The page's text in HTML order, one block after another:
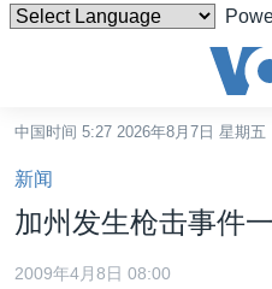
碍
链
接
跳
转
中国时间 5:27 2026年8月7日 星期五
新闻
加州发生枪击事件
2009年4月8日 08:00